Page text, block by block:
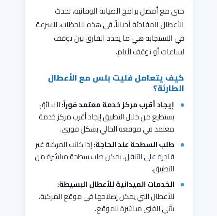
حتى مع أفضل برامج الصيانة الوقائية، تحدث
الأعطال المفاجئة أحياناً. في هذه اللحظات، السرعة
في الاستجابة هي ما يحدد الفارق بين توقف
لساعات أو توقف لأيام.
كيف يتعامل فليت بلس مع الأعطال
الطارئة؟
إيجاد أقرب مركز خدمة معتمد فوراً:السائق
يستطيع من خلال التطبيق إيجاد أقرب مركز خدمة
معتمد في موقعه الحالي بشكل فوري.
طلب السطحة عند الحاجة:إذا كانت المركبة غير
قادرة على التنقل، يمكن طلب سطحة مباشرة من
التطبيق.
الخدمات الميدانية للأعطال البسيطة:
للأعطال التي يمكن إصلاحها في موقع المركبة،
يأتي الفني مباشرة للموقع.